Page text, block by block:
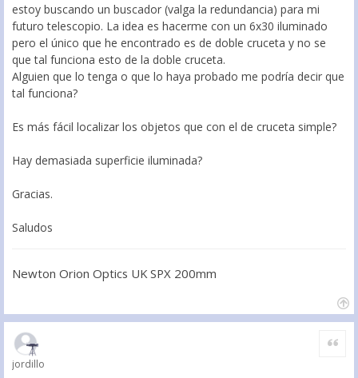
estoy buscando un buscador (valga la redundancia) para mi
futuro telescopio. La idea es hacerme con un 6x30 iluminado
pero el único que he encontrado es de doble cruceta y no se
que tal funciona esto de la doble cruceta.
Alguien que lo tenga o que lo haya probado me podría decir que
tal funciona?
Es más fácil localizar los objetos que con el de cruceta simple?
Hay demasiada superficie iluminada?
Gracias.
Saludos
Newton Orion Optics UK SPX 200mm
jordillo
Citar